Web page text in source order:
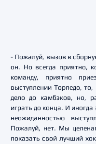
- Пожалуй, вызов в
он. Но всегда приятно,
команду, приятно
выступлении Торпедо,
дело до камбэков, но,
играть до конца. И
неожиданностью
Пожалуй, нет. Мы
показать свой лучший